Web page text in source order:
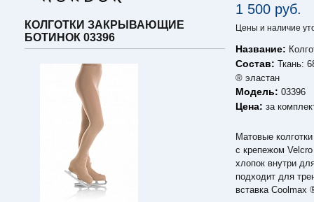
КОЛГОТКИ ЗАКРЫВАЮЩИЕ
БОТИНОК 03396
1 500 руб.
Цены и наличие
Название:
Состав:Ткань:
® эластан
Модель:03396
Цена:за
Матовые
с крепежом
хлопок внутри
подходит для
вставка Coolmax